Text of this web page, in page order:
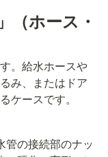
（ホース・
。給水ホースや
み、またはドア
ケースです。
管の接続部のナッ